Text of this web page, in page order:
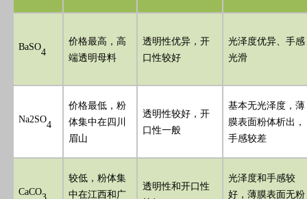
BaSO
4
价格最高，高
端透明母料
透明性优异，开
口性较好
光泽度优异、手感
光滑
Na2SO
4
价格最低，粉
体集中在四川
眉山
透明性较好，开
口性一般
基本无光泽度，薄
膜表面粉体析出，
手感较差
CaCO
较低，粉体集
中在江西和广
透明性和开口性
光泽度和手感较
好，薄膜表面无粉